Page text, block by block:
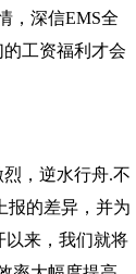
，深信EMS全
工资福利才会
，逆水行舟.不
报的差异，并为
以来，我们就将